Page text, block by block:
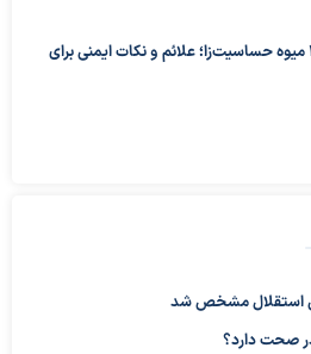
معرفی ۱۲ میوه حساسیت‌زا؛ علائم و نکات ایمنی برای
استقلال مشخص شد
صحت دارد؟